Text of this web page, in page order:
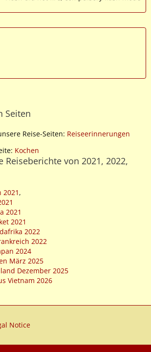
Seiten
Reise-Seiten: Reiseerinnerungen
Kochen
Reiseberichte von 2021, 2022,
,
2021
2021
2022
2022
2024
März 2025
Dezember 2025
Vietnam 2026
Notice